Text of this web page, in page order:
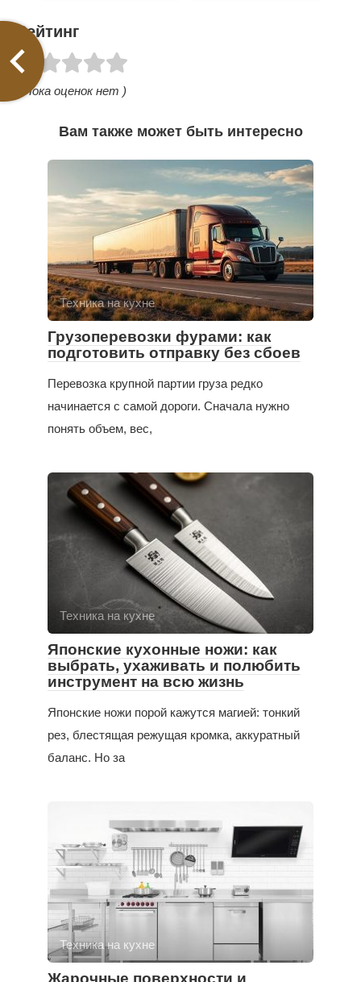
Рейтинг
( Пока оценок нет )
Вам также может быть интересно
Техника на кухне
Грузоперевозки фурами: как
подготовить отправку без сбоев
Перевозка крупной партии груза редко
начинается с самой дороги. Сначала нужно
понять объем, вес,
Техника на кухне
Японские кухонные ножи: как
выбрать, ухаживать и полюбить
инструмент на всю жизнь
Японские ножи порой кажутся магией: тонкий
рез, блестящая режущая кромка, аккуратный
баланс. Но за
Техника на кухне
Жарочные поверхности и